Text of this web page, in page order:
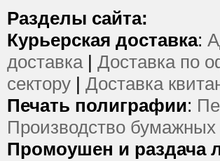
Разделы сайта:
Курьерская доставка:
доставка| Доставка по
сектору | Доставка
Печать полиграфии:
Производство бумажных
Промоушен и раздача